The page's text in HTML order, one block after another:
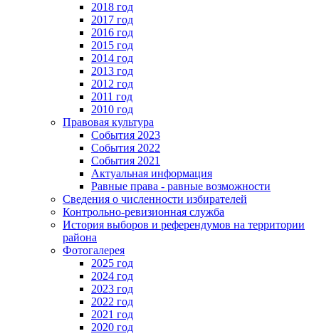
2018 год
2017 год
2016 год
2015 год
2014 год
2013 год
2012 год
2011 год
2010 год
Правовая культура
События 2023
События 2022
События 2021
Актуальная информация
Равные права - равные возможности
Сведения о численности избирателей
Контрольно-ревизионная служба
История выборов и референдумов на территории
района
Фотогалерея
2025 год
2024 год
2023 год
2022 год
2021 год
2020 год